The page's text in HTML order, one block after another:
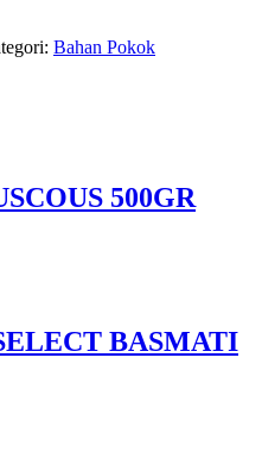
Bahan Pokok
500GR
BASMATI